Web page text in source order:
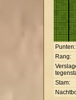
Punten:
Rang:
Stam: